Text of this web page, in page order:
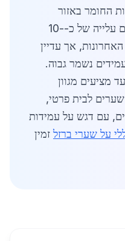
החומר באזור
מושפעות מהשוק העולמי, עם עלייה של כ-10-
האחרונות, אך עדיין
נשמר גבוה.
מציעים מגוון
שערים לבית פרטי,
עם דגש על עמידות
על שערי ברזל זמין